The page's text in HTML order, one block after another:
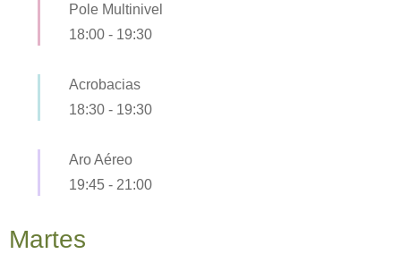
Pole Multinivel
18:00 - 19:30
Acrobacias
18:30 - 19:30
Aro Aéreo
19:45 - 21:00
Martes